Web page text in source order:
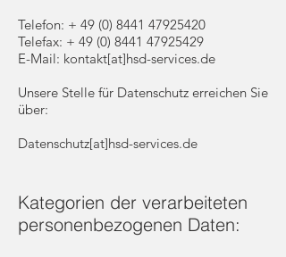
Telefon: + 49 (0) 8441 47925420
Telefax: + 49 (0) 8441 47925429
E-Mail: kontakt[at]hsd-services.de
Unsere Stelle für Datenschutz erreichen Sie
über:
Datenschutz[at]hsd-services.de
Kategorien der verarbeiteten
personenbezogenen Daten: